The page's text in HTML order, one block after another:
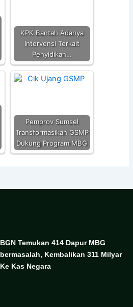
KPK Bantah Adanya
Intervensi Terkait
Penyidikan…
Pemprov Sumsel
Transformasikan GSMP
Dukung Program MBG
BGN Temukan 414 Dapur MBG
bermasalah, Kembalikan 311 Milyar
Ke Kas Negara